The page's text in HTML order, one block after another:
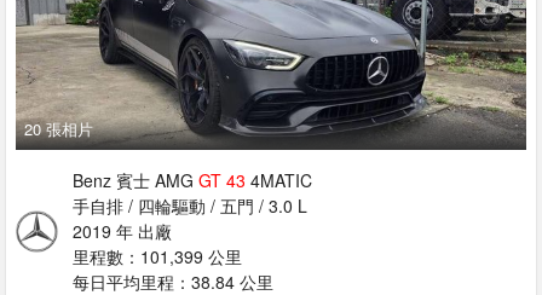
20 張相片
Benz 賓士 AMG GT 43 4MATIC
手自排 / 四輪驅動 / 五門 / 3.0 L
2019 年 出廠
里程數：101,399 公里
每日平均里程：38.84 公里